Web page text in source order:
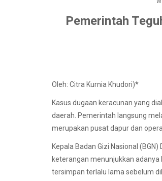
Pemerintah
Oleh: Citra Kurnia Khudori)*
Kasus dugaan keracunan yang
daerah. Pemerintah langsung
merupakan pusat dapur dan
Kepala Badan Gizi Nasional
keterangan menunjukkan
tersimpan terlalu lama sebelum